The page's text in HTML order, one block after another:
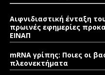
Αιφνιδιαστική ένταξη
πρωινές εφημερίες
ΕΙΝΑΠ
mRNA γρίπης: Ποιες οι
πλεονεκτήματα